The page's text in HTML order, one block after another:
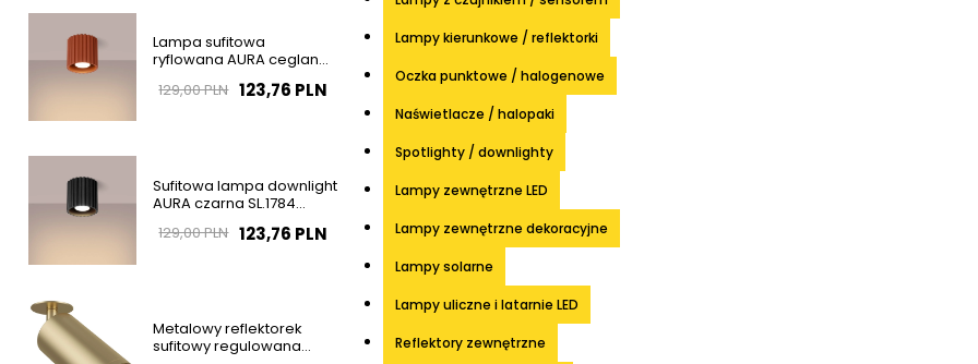
Lampa sufitowa
ryflowana AURA ceglana
123,76 PLN
129,00 PLN
Sufitowa lampa downlight
AURA czarna SL.1784
123,76 PLN
129,00 PLN
Metalowy reflektorek
sufitowy regulowana
Lampy kierunkowe / reflektorki
Oczka punktowe / halogenowe
Naświetlacze / halopaki
Spotlighty / downlighty
Lampy zewnętrzne LED
Lampy zewnętrzne dekoracyjne
Lampy solarne
Lampy uliczne i latarnie LED
Reflektory zewnętrzne